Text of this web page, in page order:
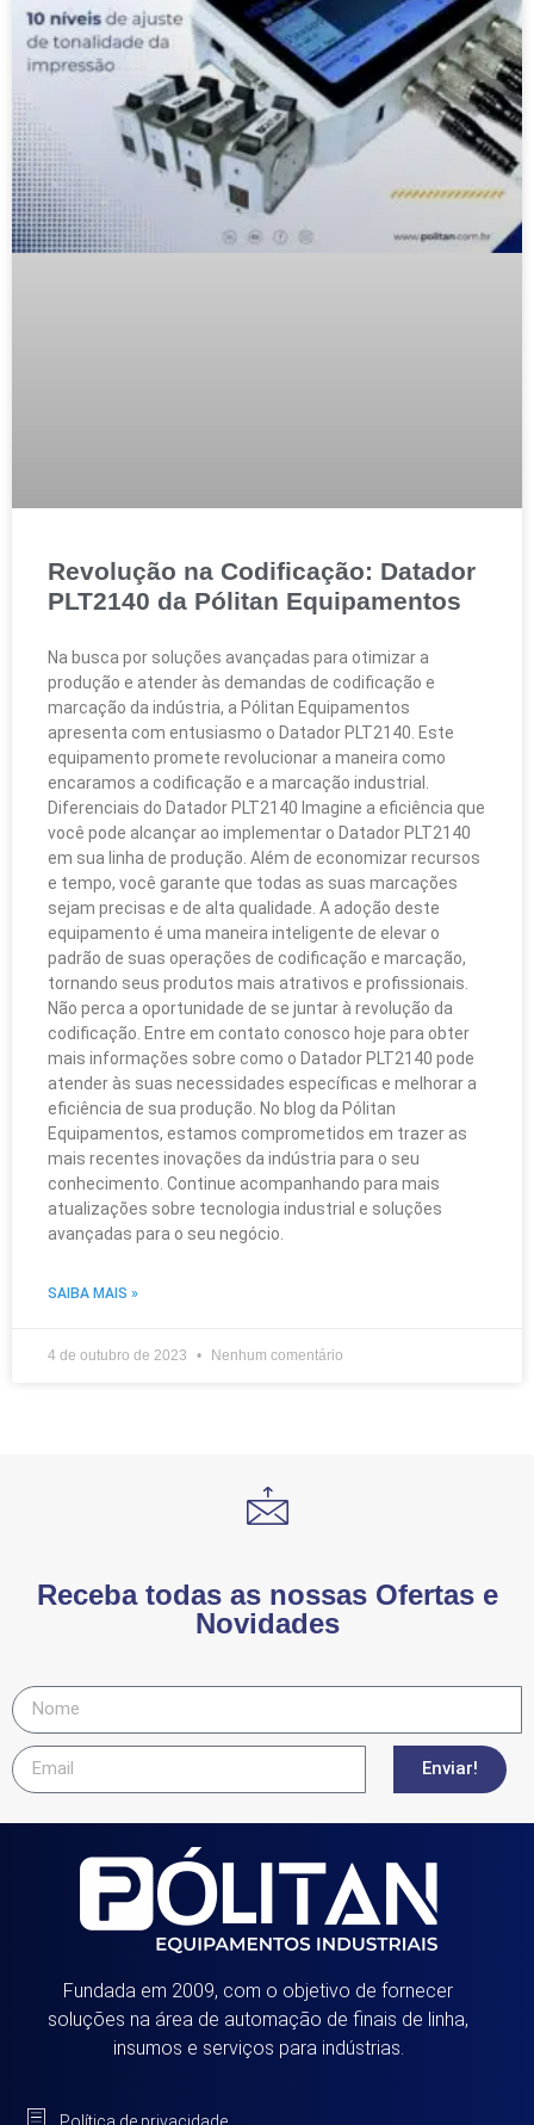
Revolução na Codificação: Datador
PLT2140 da Pólitan Equipamentos
Na busca por soluções avançadas para otimizar a
produção e atender às demandas de codificação e
marcação da indústria, a Pólitan Equipamentos
apresenta com entusiasmo o Datador PLT2140. Este
equipamento promete revolucionar a maneira como
encaramos a codificação e a marcação industrial.
Diferenciais do Datador PLT2140 Imagine a eficiência que
você pode alcançar ao implementar o Datador PLT2140
em sua linha de produção. Além de economizar recursos
e tempo, você garante que todas as suas marcações
sejam precisas e de alta qualidade. A adoção deste
equipamento é uma maneira inteligente de elevar o
padrão de suas operações de codificação e marcação,
tornando seus produtos mais atrativos e profissionais.
Não perca a oportunidade de se juntar à revolução da
codificação. Entre em contato conosco hoje para obter
mais informações sobre como o Datador PLT2140 pode
atender às suas necessidades específicas e melhorar a
eficiência de sua produção. No blog da Pólitan
Equipamentos, estamos comprometidos em trazer as
mais recentes inovações da indústria para o seu
conhecimento. Continue acompanhando para mais
atualizações sobre tecnologia industrial e soluções
avançadas para o seu negócio.
SAIBA MAIS »
4 de outubro de 2023 Nenhum comentário
Receba todas as nossas Ofertas e
Novidades
Enviar!
Fundada em 2009, com o objetivo de fornecer
soluções na área de automação de finais de linha,
insumos e serviços para indústrias.
Política de privacidade